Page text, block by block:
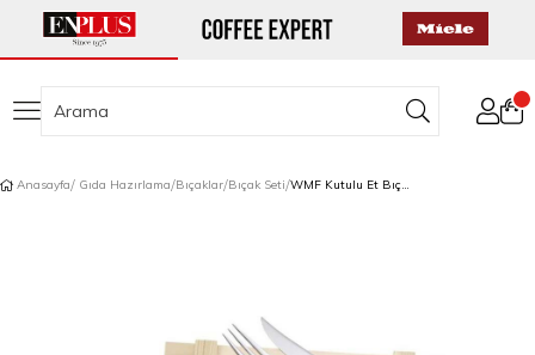
Anasayfa Gıda Hazırlama Bıçaklar Bıçak Seti WMF Kutulu Et Bıçak Seti 12 Parça